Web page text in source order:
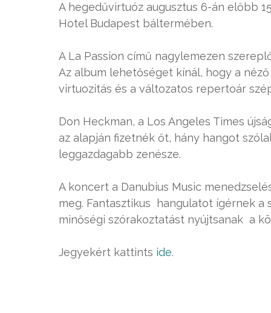
A hegedűvirtuóz augusztus 6-án előbb
Hotel Budapest báltermében.
A La Passion című nagylemezen
Az album lehetőséget kínál, hogy a
virtuozitás és a változatos repertoár
Don Heckman, a Los Angeles Times
az alapján fizetnék őt, hány hangot
leggazdagabb zenésze.
A koncert a Danubius Music
meg. Fantasztikus hangulatot ígérnek a
minőségi szórakoztatást nyújtsanak a
Jegyekért kattints ide.